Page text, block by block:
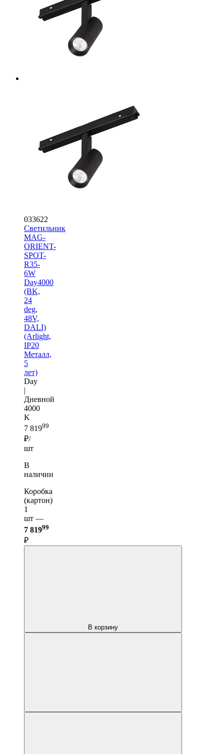
033622
Светильник
MAG-
ORIENT-
SPOT-
R35-
6W
Day4000
(BK,
24
deg,
48V,
DALI)
(Arlight,
IP20
Металл,
5
лет)
Day
|
Дневной
4000
K
7 81999
₽/
шт
В
наличии
Коробка
(картон)
1
шт —
7 81999
₽
В корзину